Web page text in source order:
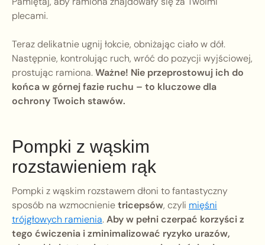
plecami.
Teraz delikatnie ugnij łokcie, obniżając ciało w dół.
Następnie, kontrolując ruch, wróć do pozycji wyjściowej,
prostując ramiona.Ważne! Nie przeprostowuj ich do
końca w górnej fazie ruchu – to kluczowe dla
ochrony Twoich stawów.
Pompki z wąskim
rozstawieniem rąk
Pompki z wąskim rozstawem dłoni to fantastyczny
sposób na wzmocnienietricepsów, czyli mięśni
trójgłowych ramienia.Aby w pełni czerpać korzyści z
tego ćwiczenia i zminimalizować ryzyko urazów,